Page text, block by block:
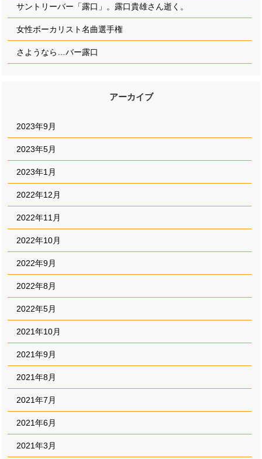
サントリーバー「露口」。露口貴雄さん逝く。
女性ボーカリスト名曲選手権
さようなら…バー露口
アーカイブ
2023年9月
2023年5月
2023年1月
2022年12月
2022年11月
2022年10月
2022年9月
2022年8月
2022年5月
2021年10月
2021年9月
2021年8月
2021年7月
2021年6月
2021年3月